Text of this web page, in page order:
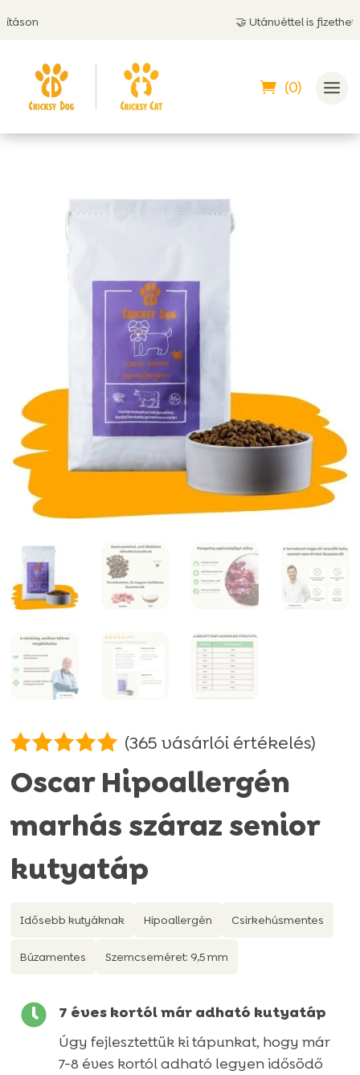
(0)
Értékelés
4.95az 5-
értékelés
(365 vásárlói értékelés)
Oscar Hipoallergén
marhás száraz senior
kutyatáp
Idősebb kutyáknak Hipoallergén Csirkehúsmentes
Búzamentes Szemcseméret: 9,5 mm

7 éves kortól már adható kutyatáp
Úgy fejlesztettük ki tápunkat, hogy már
7-8 éves kortól adható legyen idősödő